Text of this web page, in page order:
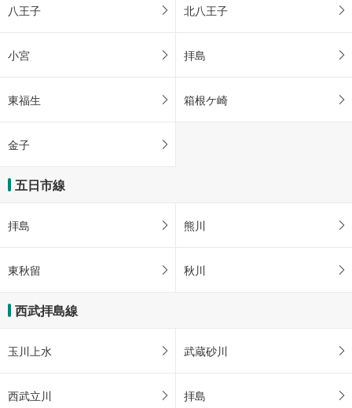
八王子 北八王子
小宮 拝島
東福生 箱根ケ崎
金子
五日市線
拝島 熊川
東秋留 秋川
西武拝島線
玉川上水 武蔵砂川
西武立川 拝島